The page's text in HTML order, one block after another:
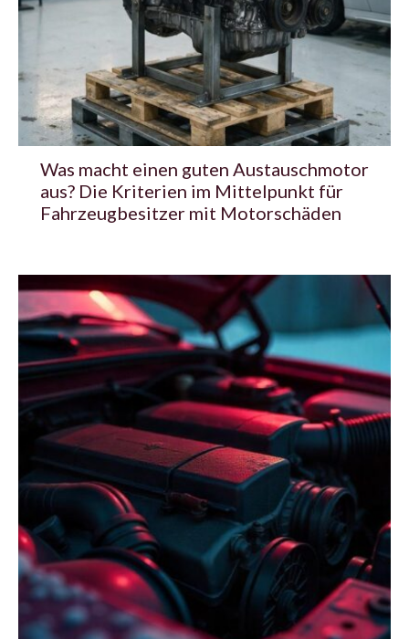
Was macht einen guten Austauschmotor
aus? Die Kriterien im Mittelpunkt für
Fahrzeugbesitzer mit Motorschäden